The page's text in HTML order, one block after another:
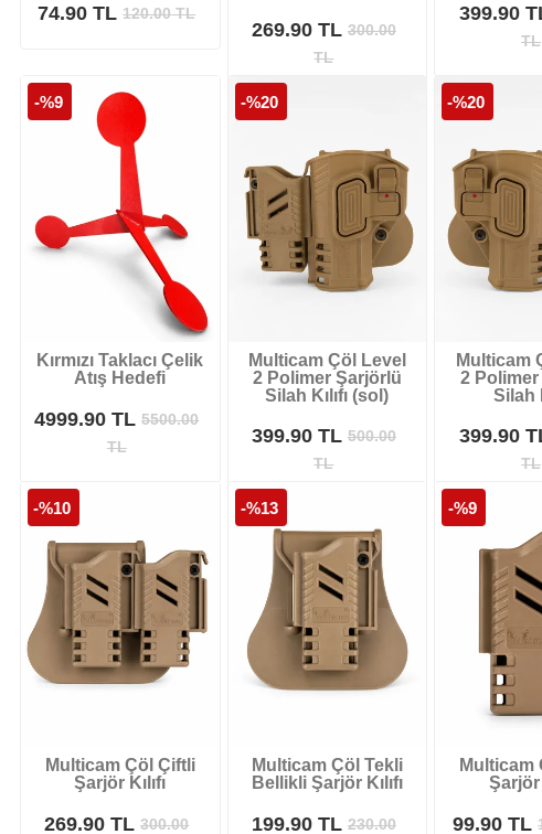
74.90 TL120.00TL
269.90 TL 300.00
TL
399.90
TL
-%9
Kırmızı Taklacı Çelik
Atış Hedefi
4999.90 TL5500.00
TL
-%20
Multicam Çöl Level
2 Polimer Şarjörlü
Silah Kılıfı (sol)
399.90 TL 500.00
TL
-%20
Multicam
2
Silah
399.90
TL
-%10
Multicam Çöl Çiftli
Şarjör Kılıfı
269.90 TL300.00
-%13
Multicam Çöl Tekli
Bellikli Şarjör Kılıfı
199.90 TL 230.00
-%9
Multicam
Şarjör
99.90 TL